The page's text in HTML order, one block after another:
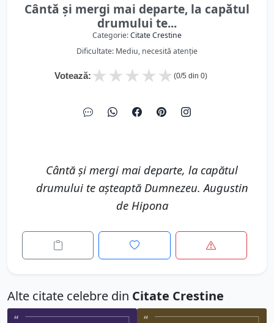
Cântă şi mergi mai departe, la capătul
drumului te...
Categorie:Citate Crestine
Dificultate: Mediu, necesită atenție
Votează: ★
★
★
★
★ (0/5 din 0)
Cântă şi mergi mai departe, la capătul
drumului te aşteaptă Dumnezeu. Augustin
de Hipona
Alte citate celebre din Citate Crestine